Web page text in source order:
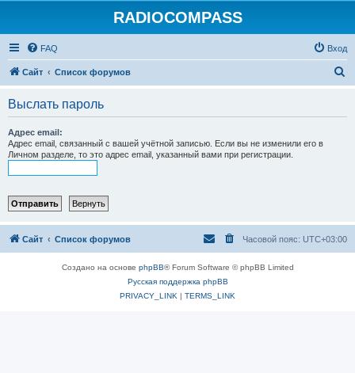
RADIOCOMPASS
FAQ Вход
Сайт Список форумов
Выслать пароль
Адрес email:
Адрес email, связанный с вашей учётной записью. Если вы не изменили его в
Личном разделе, то это адрес email, указанный вами при регистрации.
Сайт Список форумов Часовой пояс: UTC+03:00
Создано на основе phpBB® Forum Software © phpBB Limited
Русская поддержка phpBB
PRIVACY_LINK | TERMS_LINK